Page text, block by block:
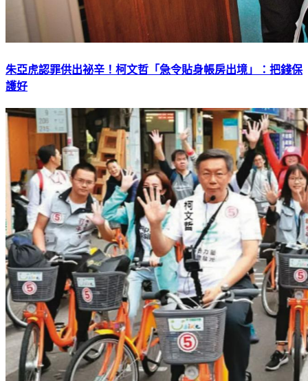
朱亞虎認罪供出祕辛！柯文哲「急令貼身帳房出境」：把錢保
護好